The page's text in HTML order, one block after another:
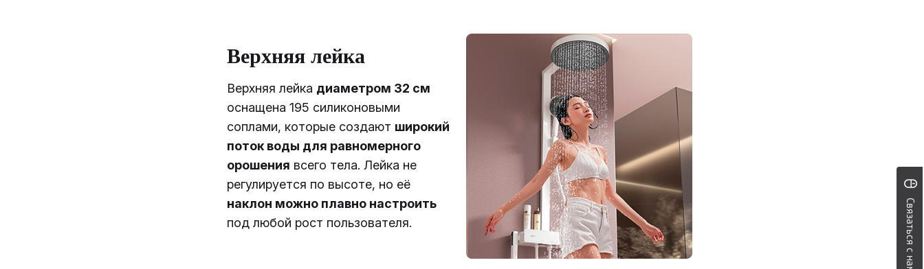
Связаться с нами
Верхняя лейка
Верхняя лейка диаметром 32 см
оснащена 195 силиконовыми
соплами, которые создают широкий
поток воды для равномерного
орошения всего тела. Лейка не
регулируется по высоте, но её
наклон можно плавно настроить
под любой рост пользователя.